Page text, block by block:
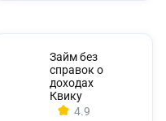
Займ без
справок о
доходах
Квику
4.9